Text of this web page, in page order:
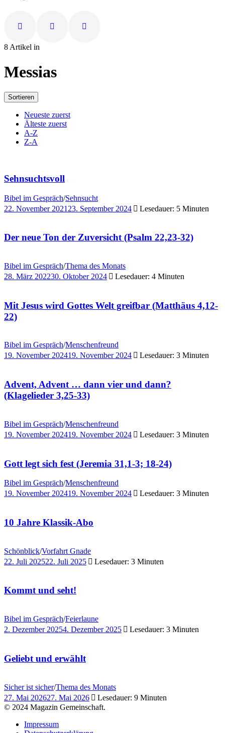
8 Artikel in
Messias
Sortieren
Neueste zuerst
Älteste zuerst
A-Z
Z-A
Sehnsuchtsvoll
Bibel im Gespräch/Sehnsucht
22. November 2021 23. September 2024 Lesedauer: 5 Minuten
Der neue Ton der Zuversicht (Psalm 22,23-32)
Bibel im Gespräch/Thema des Monats
28. März 202230. Oktober 2024 Lesedauer: 4 Minuten
Mit Jesus wird Gottes Welt greifbar (Matthäus 4,12-
22)
Bibel im Gespräch/Menschenfreund
19. November 202419. November 2024 Lesedauer: 3 Minuten
Advent, Advent … dann vier und dann?
(Klagelieder 3,25-33)
Bibel im Gespräch/Menschenfreund
19. November 202419. November 2024 Lesedauer: 3 Minuten
Gott legt sich fest (Jeremia 31,1-3; 18-24)
Bibel im Gespräch/Menschenfreund
19. November 202419. November 2024 Lesedauer: 3 Minuten
10 Jahre Klassik-Abo
Schönblick/Vorfahrt Gnade
22. Juli 202522. Juli 2025 Lesedauer: 3 Minuten
Kommt und seht!
Bibel im Gespräch/Feierlaune
2. Dezember 20254. Dezember 2025 Lesedauer: 3 Minuten
Geliebt und erwählt
Sicher ist sicher/Thema des Monats
27. Mai 202627. Mai 2026
Lesedauer: 9 Minuten
© 2024 Magazin Gemeinschaft.
Impressum